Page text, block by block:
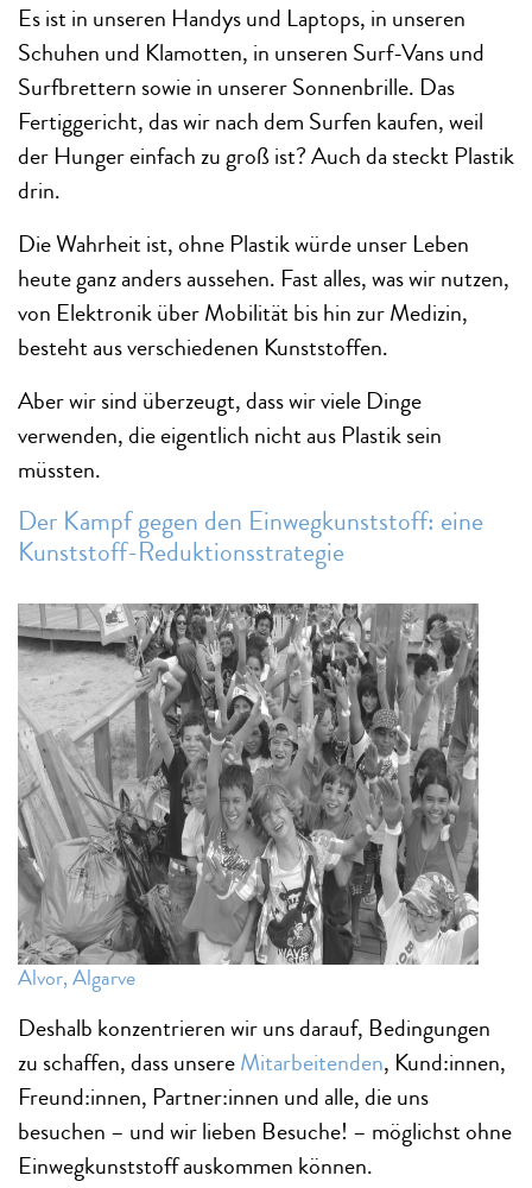
Es ist in unseren Handys und Laptops, in unseren
Schuhen und Klamotten, in unseren Surf-Vans und
Surfbrettern sowie in unserer Sonnenbrille. Das
Fertiggericht, das wir nach dem Surfen kaufen, weil
der Hunger einfach zu groß ist? Auch da steckt Plastik
drin.
Die Wahrheit ist, ohne Plastik würde unser Leben
heute ganz anders aussehen. Fast alles, was wir nutzen,
von Elektronik über Mobilität bis hin zur Medizin,
besteht aus verschiedenen Kunststoffen.
Aber wir sind überzeugt, dass wir viele Dinge
verwenden, die eigentlich nicht aus Plastik sein
müssten.
Der Kampf gegen den Einwegkunststoff: eine
Kunststoff-Reduktionsstrategie
Alvor, Algarve
Deshalb konzentrieren wir uns darauf, Bedingungen
zu schaffen, dass unsereMitarbeitenden, Kund:innen,
Freund:innen, Partner:innen und alle, die uns
besuchen – und wir lieben Besuche! – möglichst ohne
Einwegkunststoff auskommen können.